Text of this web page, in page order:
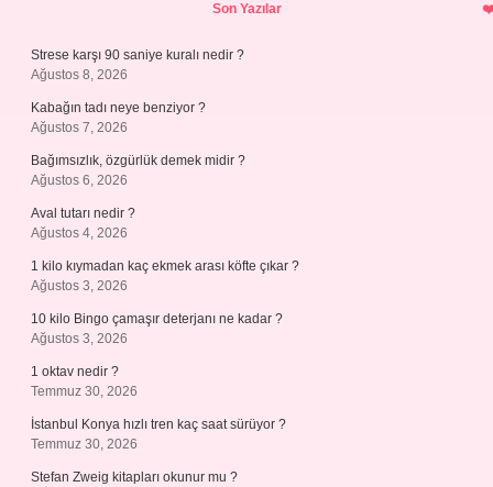
Son Yazılar
Strese karşı 90 saniye kuralı nedir ?
Ağustos 8, 2026
Kabağın tadı neye benziyor ?
Ağustos 7, 2026
Bağımsızlık, özgürlük demek midir ?
Ağustos 6, 2026
Aval tutarı nedir ?
Ağustos 4, 2026
1 kilo kıymadan kaç ekmek arası köfte çıkar ?
Ağustos 3, 2026
10 kilo Bingo çamaşır deterjanı ne kadar ?
Ağustos 3, 2026
1 oktav nedir ?
Temmuz 30, 2026
İstanbul Konya hızlı tren kaç saat sürüyor ?
Temmuz 30, 2026
Stefan Zweig kitapları okunur mu ?